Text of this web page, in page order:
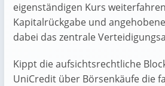
eigenständigen Kurs
Kapitalrückgabe und
dabei das zentrale
Kippt die aufsichtsrechtliche
UniCredit über Börsenkäufe die